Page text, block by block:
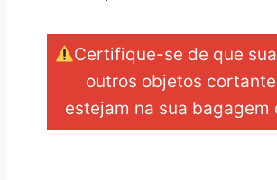
Certifique-se de que
outros objetos
estejam na sua bagagem